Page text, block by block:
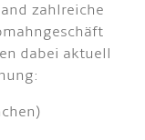
zahlreiche
dabei aktuell